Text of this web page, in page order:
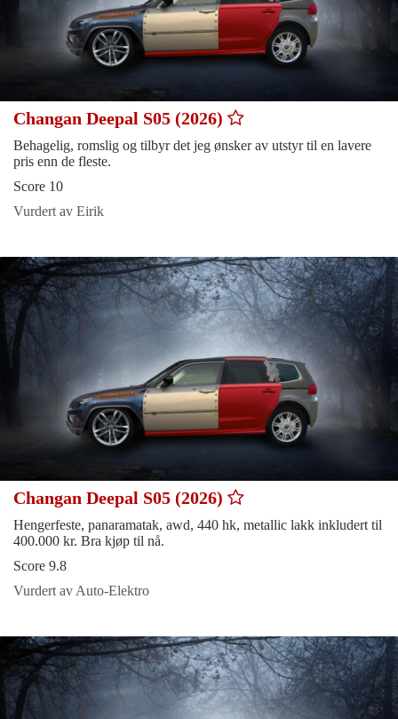
Changan Deepal S05 (2026)
Behagelig, romslig og tilbyr det jeg ønsker av utstyr til en lavere
pris enn de fleste.
Score 10
Vurdert av Eirik
Changan Deepal S05 (2026)
Hengerfeste, panaramatak, awd, 440 hk, metallic lakk inkludert til
400.000 kr. Bra kjøp til nå.
Score 9.8
Vurdert av Auto-Elektro